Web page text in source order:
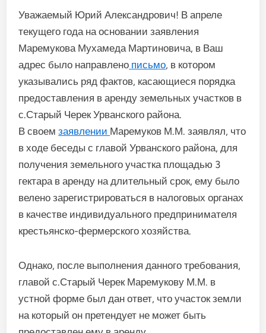
Уважаемый Юрий Александрович! В апреле
текущего года на основании заявления
Маремукова Мухамеда Мартиновича, в Ваш
адрес было направлено письмо, в котором
указывались ряд фактов, касающиеся порядка
предоставления в аренду земельных участков в
с.Старый Черек Урванского района.
В своемзаявлении Маремуков М.М. заявлял, что
в ходе беседы с главой Урванского района, для
получения земельного участка площадью 3
гектара в аренду на длительный срок, ему было
велено зарегистрироваться в налоговых органах
в качестве индивидуального предпринимателя
крестьянско-фермерского хозяйства.
Однако, после выполнения данного требования,
главой с.Старый Черек Маремукову М.М. в
устной форме был дан ответ, что участок земли
на который он претендует не может быть